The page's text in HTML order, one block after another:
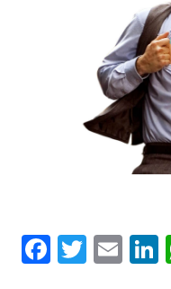
Twitter